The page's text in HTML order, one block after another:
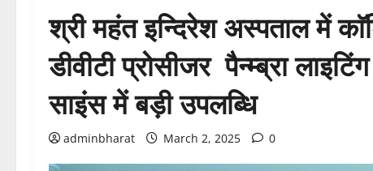
श्री महंत इन्दिरेश अस्पताल में
डीवीटी प्रोसीजर पैन्म्ब्रा
साइंस में बड़ी उपलब्धि
adminbharat March 2, 2025 0